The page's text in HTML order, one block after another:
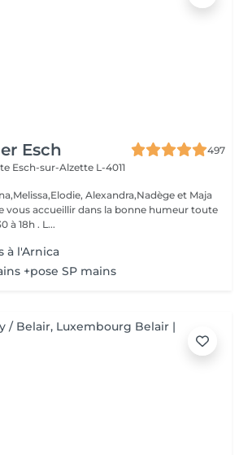
Esch
497
Esch-sur-Alzette L-4011
Alexandra,Nadège et Maja
vous accueillir dans la bonne humeur toute
à 18h . L...
à l'Arnica
+pose SP mains